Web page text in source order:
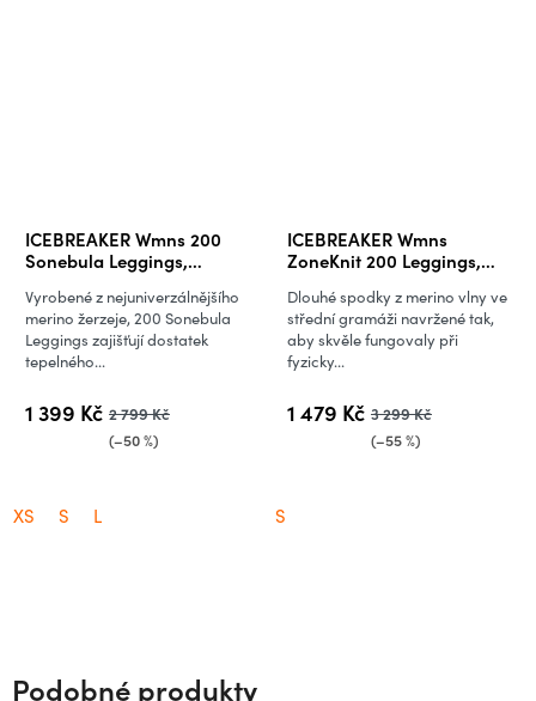
ICEBREAKER Wmns 200
Sonebula Leggings,
Midnight Navy/Snow
1 399 Kč 2 799 Kč
(–50 %)
Vyrobené z nejuniverzálnějšího
merino žerzeje, 200 Sonebula
Leggings zajišťují dostatek
tepelného...
XS S L
ICEBREAKER Wmns
ZoneKnit 200 Leggings,
1 479 Kč 3 299 Kč
(–55 %)
Dlouhé spodky z merino vlny ve
střední gramáži navržené tak,
aby skvěle fungovaly při
fyzicky...
S
Podobné produkty